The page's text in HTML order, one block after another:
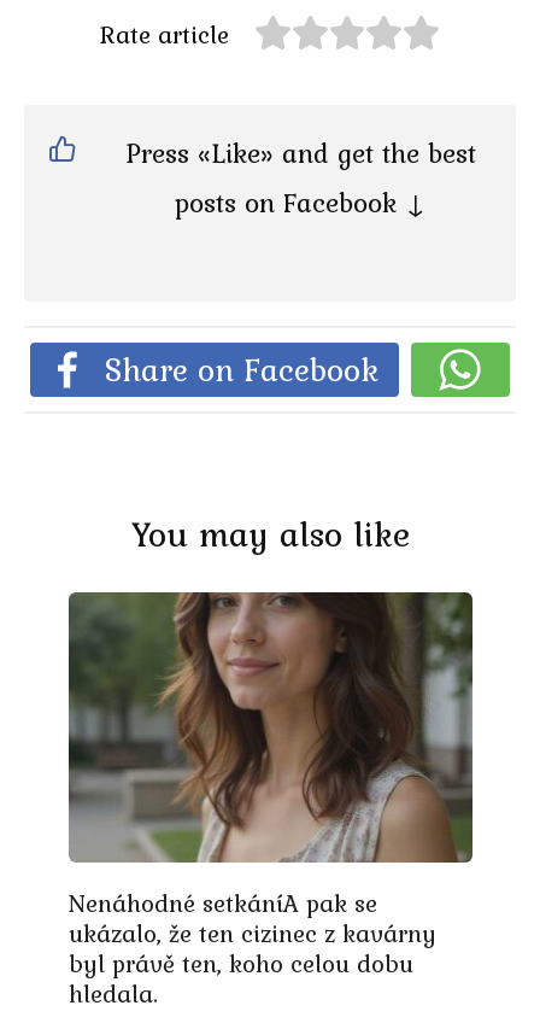
Rate article
Press «Like» and get the best
posts on Facebook ↓
Share on Facebook
You may also like
Nenáhodné setkáníA pak se
ukázalo, že ten cizinec z kavárny
byl právě ten, koho celou dobu
hledala.